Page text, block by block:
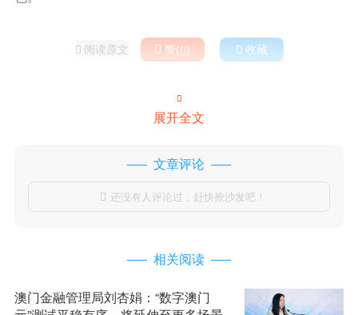
 阅读原文  赞()  收藏

展开全文
文章评论
 还没有人评论过，赶快抢沙发吧！
相关阅读
澳门金融管理局刘杏娟：“数字澳门